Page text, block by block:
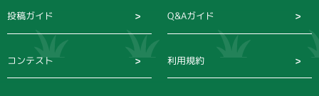
投稿ガイド Q&Aガイド
コンテスト 利用規約